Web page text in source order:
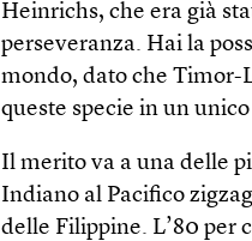
Heinrichs, che era già
perseveranza. Hai la
mondo, dato che Timor-
queste specie in un
Il merito va a una delle
Indiano al Pacifico
delle Filippine. L’80 per